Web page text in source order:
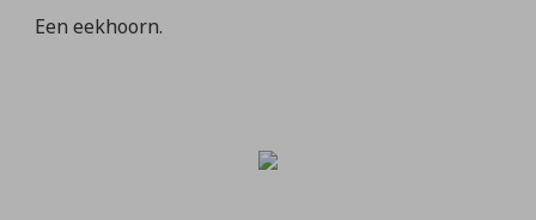
Een eekhoorn.